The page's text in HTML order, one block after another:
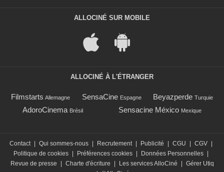
ALLOCINÉ SUR MOBILE
ALLOCINÉ À L'ÉTRANGER
Filmstarts Allemagne SensaCine Espagne Beyazperde Turquie
AdoroCinema Brésil Sensacine México Mexique
Contact Qui sommes-nous Recrutement Publicité CGU CGV
Politique de cookies
Préférences cookies Données Personnelles
Revue de presse
Charte d'écriture Les services AlloCiné
Gérer Utiq